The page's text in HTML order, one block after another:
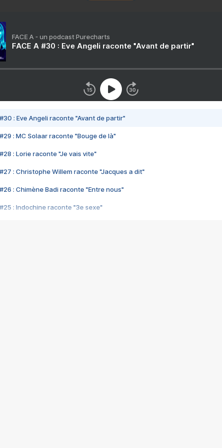
FACE A - un podcast Purecharts
FACE A #30 : Eve Angeli raconte "Avant de partir"
#30 : Eve Angeli raconte "Avant de partir"
#29 : MC Solaar raconte "Bouge de là"
#28 : Lorie raconte "Je vais vite"
#27 : Christophe Willem raconte "Jacques a dit"
#26 : Chimène Badi raconte "Entre nous"
#25 : Indochine raconte "3e sexe"